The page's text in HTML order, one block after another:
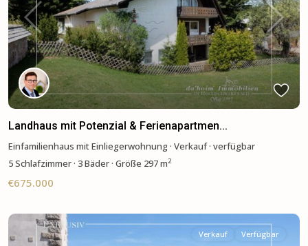
Previous Next
Landhaus mit Potenzial & Ferienapartmen...
Einfamilienhaus mit Einliegerwohnung· Verkauf· verfügbar
5Schlafzimmer· 3 Bäder· Größe 297 m2
€675.000
Verkauf Verfügbar